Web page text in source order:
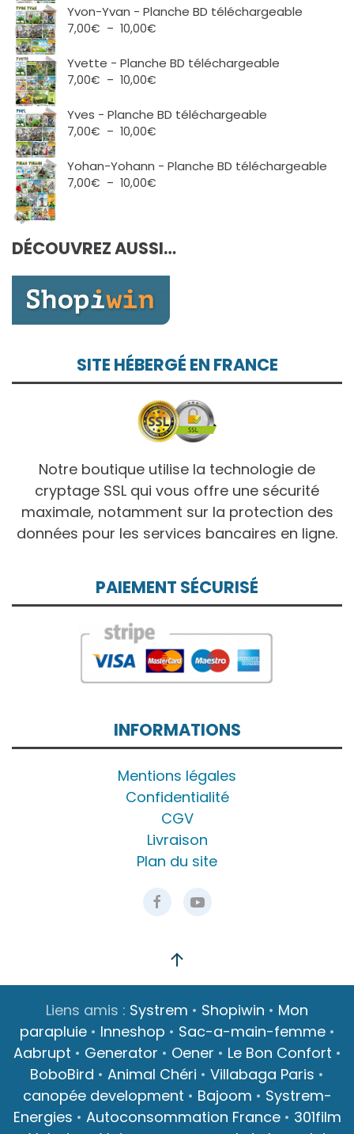
Yvon-Yvan - Planche BD téléchargeable
7,00€ – 10,00€
prix :
10,00€
Yvette - Planche BD téléchargeable
7,00€ – 10,00€
prix :
10,00€
Yves - Planche BD téléchargeable
7,00€ – 10,00€
prix :
Yohan-Yohann - Planche BD téléchargeable
7,00€ – 10,00€
à
DÉCOUVREZ AUSSI…
SITE HÉBERGÉ EN FRANCE
Notre boutique utilise la technologie de
cryptage SSL qui vous offre une sécurité
maximale, notamment sur la protection des
données pour les services bancaires en ligne.
PAIEMENT SÉCURISÉ
INFORMATIONS
Mentions légales
Confidentialité
CGV
Livraison
Plan du site
Liens amis : Systrem • Shopiwin • Mon
parapluie• Inneshop • Sac-a-main-femme•
Aabrupt • Generator • Oener • Le Bon Confort •
BoboBird • Animal Chéri • Villabaga Paris •
canopée development • Bajoom • Systrem-
Energies • Autoconsommation France• 301film